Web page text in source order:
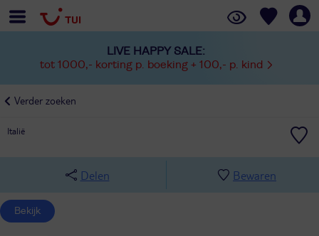
LIVE HAPPY SALE:
tot 1000,- korting p. boeking + 100,- p. kind
Verder zoeken
Italië
Delen Bewaren
Bekijk